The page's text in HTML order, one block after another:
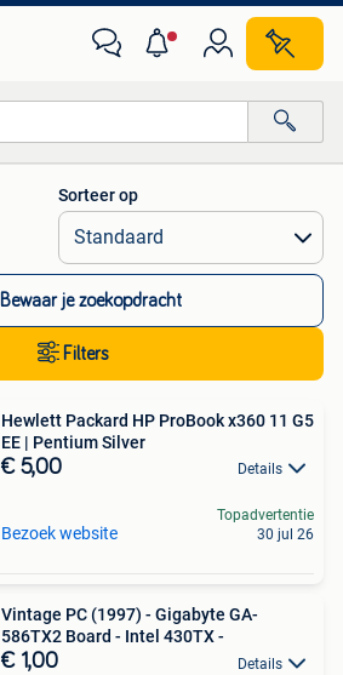
Alle afstanden…
Sorteer op
Bewaar je zoekopdracht
Filters
Hewlett Packard HP ProBook x360 11 G5
EE | Pentium Silver
€ 5,00 Details
Bezoek website
Topadvertentie
30 jul 26
Vintage PC (1997) - Gigabyte GA-
586TX2 Board - Intel 430TX -
€ 1,00 Details